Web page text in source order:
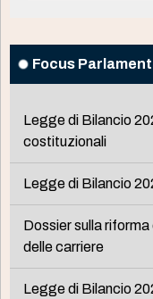
Focus
Legge di Bilancio
costituzionali
Legge di Bilancio
Dossier sulla
delle carriere
Legge di Bilancio